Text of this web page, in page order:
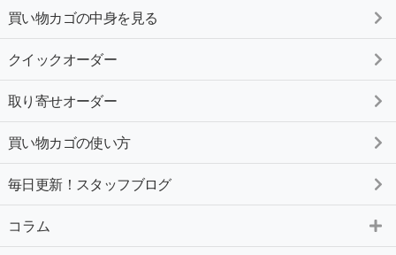
買い物カゴの中身を見る
クイックオーダー
取り寄せオーダー
買い物カゴの使い方
毎日更新！スタッフブログ
コラム